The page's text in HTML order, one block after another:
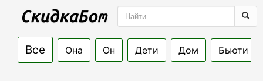
Все Она Он Дети Дом Бьюти